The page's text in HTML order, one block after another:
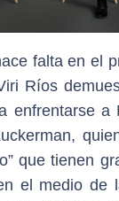
falta en el
Ríos
enfrentarse a
que tienen
el medio de